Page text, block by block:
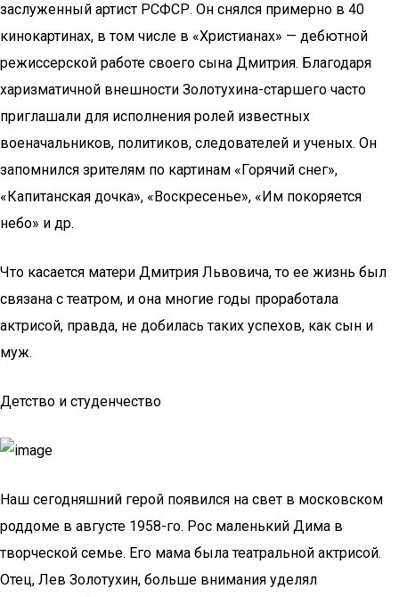
заслуженный артист РСФСР. Он снялся примерно в 40
кинокартинах, в том числе в «Христианах» — дебютной
режиссерской работе своего сына Дмитрия. Благодаря
харизматичной внешности Золотухина-старшего часто
приглашали для исполнения ролей известных
военачальников, политиков, следователей и ученых. Он
запомнился зрителям по картинам «Горячий снег»,
«Капитанская дочка», «Воскресенье», «Им покоряется
небо» и др.
Что касается матери Дмитрия Львовича, то ее жизнь был
связана с театром, и она многие годы проработала
актрисой, правда, не добилась таких успехов, как сын и
муж.
Детство и студенчество
Наш сегодняшний герой появился на свет в московском
роддоме в августе 1958-го. Рос маленький Дима в
творческой семье. Его мама была театральной актрисой.
Отец, Лев Золотухин, больше внимания уделял